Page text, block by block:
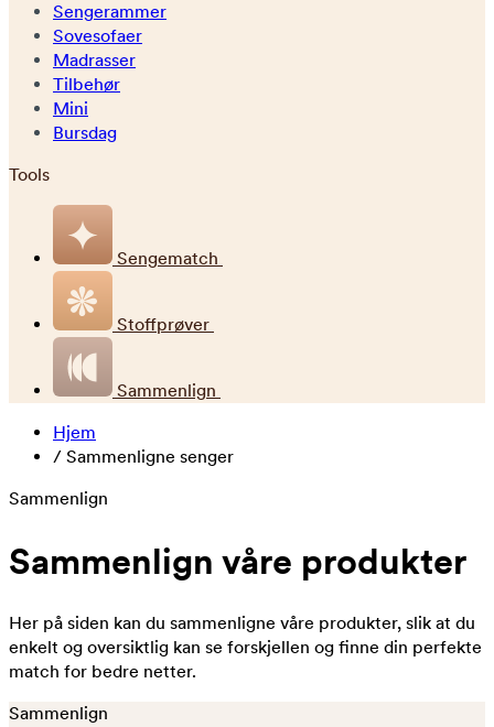
Sengerammer
Sovesofaer
Madrasser
Tilbehør
Mini
Bursdag
Tools
Sengematch
Stoffprøver
Sammenlign
Hjem
/ Sammenligne senger
Sammenlign
Sammenlign våre produkter
Her på siden kan du sammenligne våre produkter, slik at du
enkelt og oversiktlig kan se forskjellen og finne din perfekte
match for bedre netter.
Sammenlign